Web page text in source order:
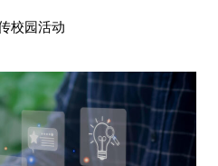
校园活动